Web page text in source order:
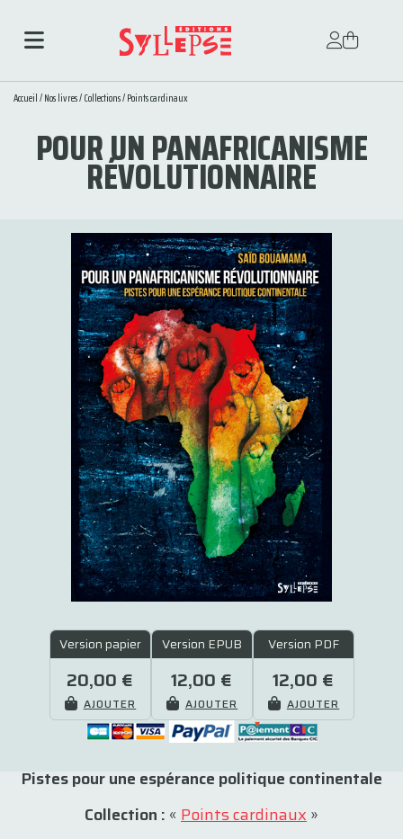
Accueil/Nos livres/Collections/Points cardinaux
POUR UN PANAFRICANISME
RÉVOLUTIONNAIRE
Version papier
20,00 €
AJOUTER
Version EPUB
12,00 €
AJOUTER
Version PDF
12,00 €
AJOUTER
Pistes pour une espérance politique continentale
Collection : « Points cardinaux»